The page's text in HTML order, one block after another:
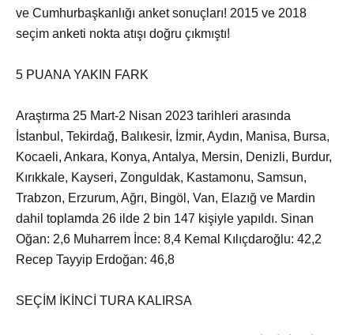
ve Cumhurbaşkanlığı anket sonuçları! 2015 ve 2018
seçim anketi nokta atışı doğru çıkmıştı!
5 PUANA YAKIN FARK
Araştırma 25 Mart-2 Nisan 2023 tarihleri arasında
İstanbul, Tekirdağ, Balıkesir, İzmir, Aydın, Manisa, Bursa,
Kocaeli, Ankara, Konya, Antalya, Mersin, Denizli, Burdur,
Kırıkkale, Kayseri, Zonguldak, Kastamonu, Samsun,
Trabzon, Erzurum, Ağrı, Bingöl, Van, Elazığ ve Mardin
dahil toplamda 26 ilde 2 bin 147 kişiyle yapıldı. Sinan
Oğan: 2,6 Muharrem İnce: 8,4 Kemal Kılıçdaroğlu: 42,2
Recep Tayyip Erdoğan: 46,8
SEÇİM İKİNCİ TURA KALIRSA